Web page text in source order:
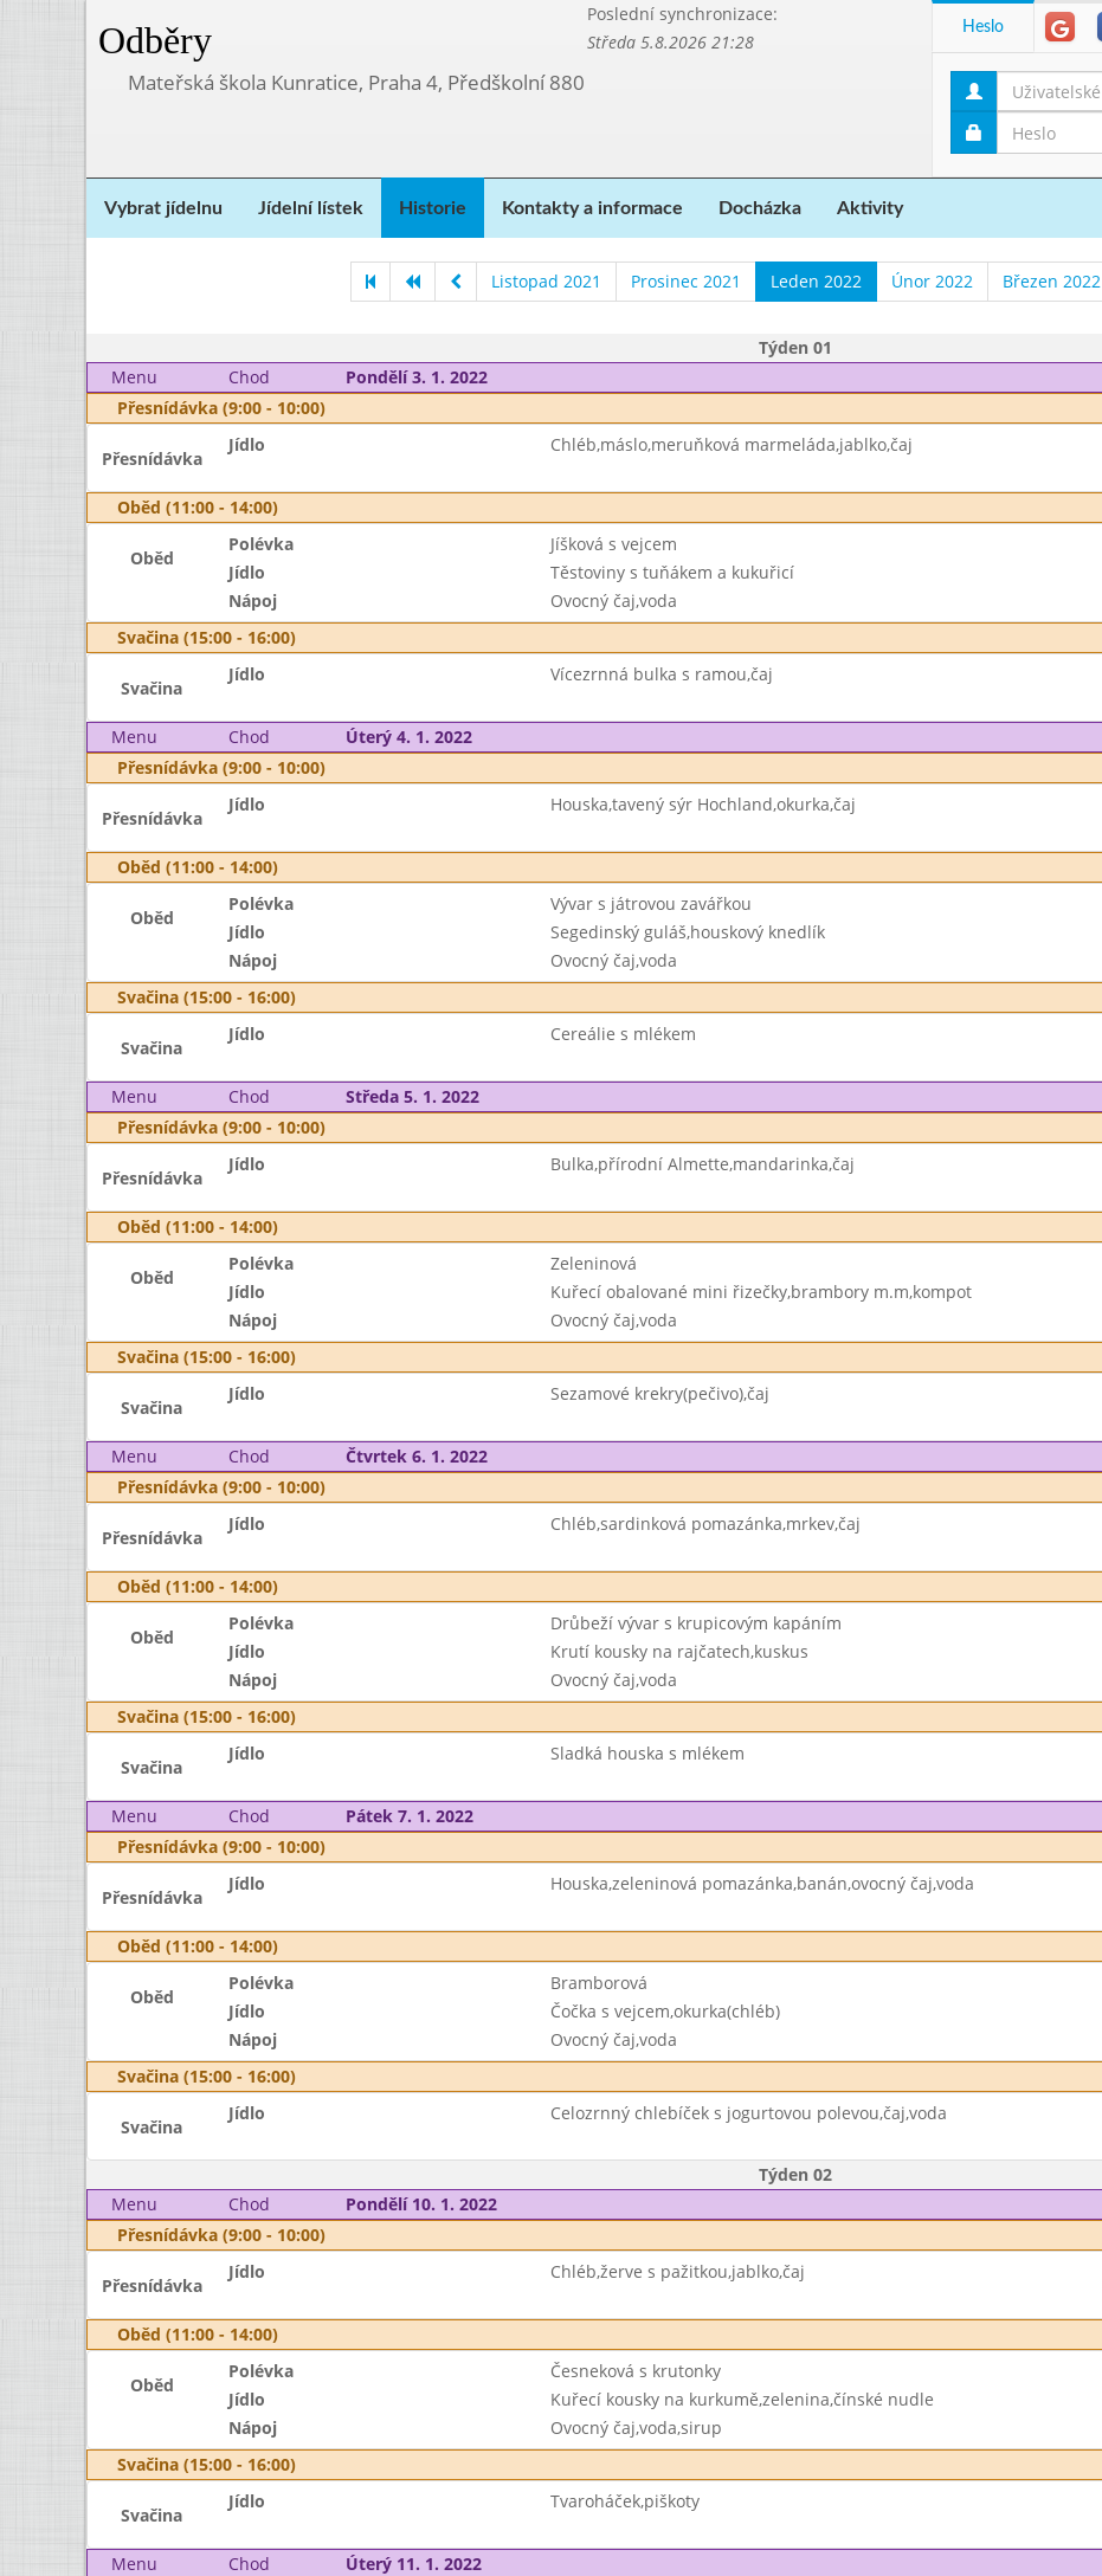
Odběry
Poslední synchronizace:
Středa 5.8.2026 21:28
Mateřská škola Kunratice, Praha 4, Předškolní 880
Heslo
Vybrat jídelnu Jídelní lístek Historie Kontakty a informace Docházka Aktivity
Listopad 2021 Prosinec 2021 Leden 2022 Únor 2022 Březen 2022
Týden 01
Menu
Chod Pondělí 3. 1. 2022
Přesnídávka (9:00 - 10:00)
Přesnídávka
Jídlo Chléb,máslo,meruňková marmeláda,jablko,čaj
Oběd (11:00 - 14:00)
Oběd
Polévka Jíšková s vejcem
Jídlo
Těstoviny s tuňákem a kukuřicí
Nápoj
Ovocný čaj,voda
Svačina (15:00 - 16:00)
Svačina
Jídlo Vícezrnná bulka s ramou,čaj
Menu Chod Úterý 4. 1. 2022
Přesnídávka (9:00 - 10:00)
Přesnídávka
Jídlo Houska,tavený sýr Hochland,okurka,čaj
Oběd (11:00 - 14:00)
Oběd
Polévka Vývar s játrovou zavářkou
Jídlo
Segedinský guláš,houskový knedlík
Nápoj
Ovocný čaj,voda
Svačina (15:00 - 16:00)
Svačina
Jídlo Cereálie s mlékem
Menu Chod Středa 5. 1. 2022
Přesnídávka (9:00 - 10:00)
Přesnídávka
Jídlo Bulka,přírodní Almette,mandarinka,čaj
Oběd (11:00 - 14:00)
Oběd
Polévka Zeleninová
Jídlo
Kuřecí obalované mini řizečky,brambory m.m,kompot
Nápoj
Ovocný čaj,voda
Svačina (15:00 - 16:00)
Svačina
Jídlo Sezamové krekry(pečivo),čaj
Menu Chod Čtvrtek 6. 1. 2022
Přesnídávka (9:00 - 10:00)
Přesnídávka
Jídlo Chléb,sardinková pomazánka,mrkev,čaj
Oběd (11:00 - 14:00)
Oběd
Polévka Drůbeží vývar s krupicovým kapáním
Jídlo
Krutí kousky na rajčatech,kuskus
Nápoj
Ovocný čaj,voda
Svačina (15:00 - 16:00)
Svačina
Jídlo Sladká houska s mlékem
Menu Chod Pátek 7. 1. 2022
Přesnídávka (9:00 - 10:00)
Přesnídávka
Jídlo Houska,zeleninová pomazánka,banán,ovocný čaj,voda
Oběd (11:00 - 14:00)
Oběd
Polévka Bramborová
Jídlo
Čočka s vejcem,okurka(chléb)
Nápoj
Ovocný čaj,voda
Svačina (15:00 - 16:00)
Svačina
Jídlo Celozrnný chlebíček s jogurtovou polevou,čaj,voda
Týden 02
Menu
Chod Pondělí 10. 1. 2022
Přesnídávka (9:00 - 10:00)
Přesnídávka
Jídlo Chléb,žerve s pažitkou,jablko,čaj
Oběd (11:00 - 14:00)
Oběd
Polévka Česneková s krutonky
Jídlo
Kuřecí kousky na kurkumě,zelenina,čínské nudle
Nápoj
Ovocný čaj,voda,sirup
Svačina (15:00 - 16:00)
Svačina
Jídlo Tvaroháček,piškoty
Menu Chod Úterý 11. 1. 2022